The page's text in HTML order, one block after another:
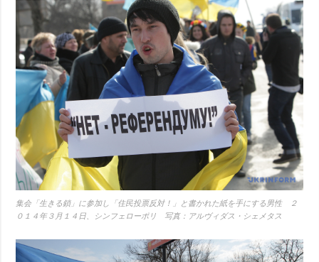
集会「生きる鎖」に参加し「住民投票反対！」と書かれた紙を手にする男性 ２
０１４年３月１４日、シンフェローポリ 写真：アルヴィダス・シェメタス